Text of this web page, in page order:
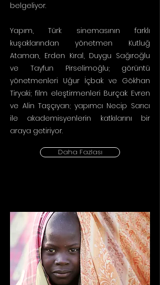
belgeliyor.
Yapım, Türk sinemasının farklı
kuşaklarından yönetmen Kutluğ
Ataman, Erden Kıral, Duygu Sağıroğlu
ve Tayfun Pirselimoğlu; görüntü
yönetmenleri Uğur İçbak ve Gökhan
Tiryaki; film eleştirmenleri Burçak Evren
ve Alin Taşçıyan; yapımcı Necip Sarıcı
ile akademisyenlerin katkılarını bir
araya getiriyor.
Daha Fazlası